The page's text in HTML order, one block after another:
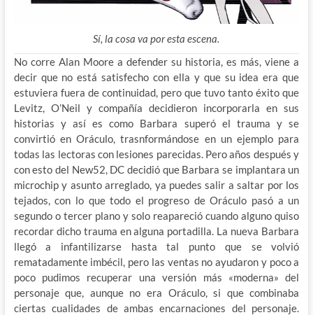
Sí, la cosa va por esta escena.
No corre Alan Moore a defender su historia, es más, viene a
decir que no está satisfecho con ella y que su idea era que
estuviera fuera de continuidad, pero que tuvo tanto éxito que
Levitz, O’Neil y compañía decidieron incorporarla en sus
historias y así es como Barbara superó el trauma y se
convirtió en Oráculo, trasnformándose en un ejemplo para
todas las lectoras con lesiones parecidas. Pero años después y
con esto del New52, DC decidió que Barbara se implantara un
microchip y asunto arreglado, ya puedes salir a saltar por los
tejados, con lo que todo el progreso de Oráculo pasó a un
segundo o tercer plano y solo reapareció cuando alguno quiso
recordar dicho trauma en alguna portadilla. La nueva Barbara
llegó a infantilizarse hasta tal punto que se volvió
rematadamente imbécil, pero las ventas no ayudaron y poco a
poco pudimos recuperar una versión más «moderna» del
personaje que, aunque no era Oráculo, si que combinaba
ciertas cualidades de ambas encarnaciones del personaje.